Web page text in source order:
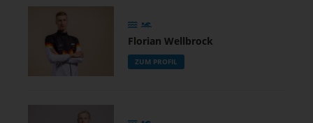
Florian Wellbrock
ZUM PROFIL